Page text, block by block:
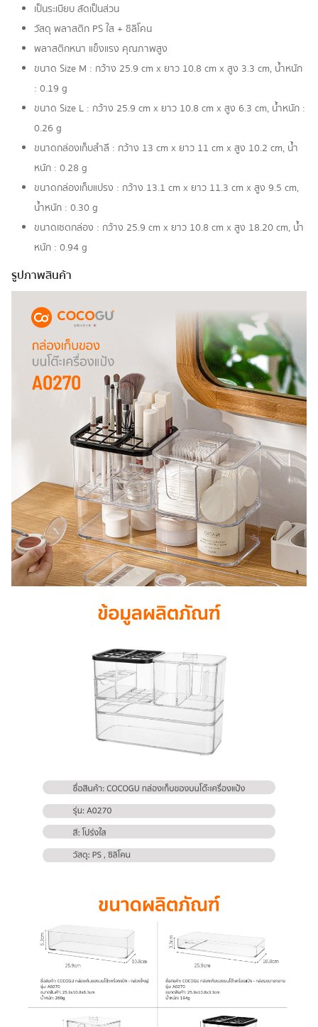
เป็นระเบียบ สัดเป็นส่วน
วัสดุ พลาสติก PS ใส + ซิลิโคน
พลาสติกหนา แข็งแรง คุณภาพสูง
ขนาด Size M : กว้าง 25.9 cm x ยาว 10.8 cm x สูง 3.3 cm, น้ำหนัก
: 0.19 g
ขนาด Size L : กว้าง 25.9 cm x ยาว 10.8 cm x สูง 6.3 cm, น้ำหนัก :
0.26 g
ขนาดกล่องเก็บสำลี : กว้าง 13 cm x ยาว 11 cm x สูง 10.2 cm, น้ำ
หนัก : 0.28 g
ขนาดกล่องเก็บแปรง : กว้าง 13.1 cm x ยาว 11.3 cm x สูง 9.5 cm,
น้ำหนัก : 0.30 g
ขนาดเซตกล่อง : กว้าง 25.9 cm x ยาว 10.8 cm x สูง 18.20 cm, น้ำ
หนัก : 0.94 g
รูปภาพสินค้า